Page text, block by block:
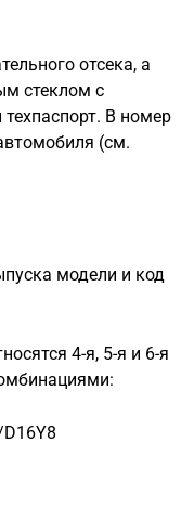
отсека, а
стеклом с
В номер
(см.
модели и код
4-я, 5-я и 6-я